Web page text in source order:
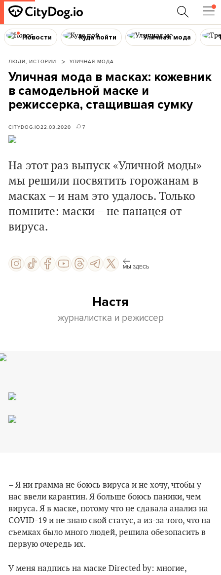
Новости Куда пойти Уличная мода
ЛЮДИ, ИСТОРИИ УЛИЧНАЯ МОДА
Уличная мода в масках: кожевник
в самодельной маске и
режиссерка, стащившая сумку
CITYDOG.IO22.03.2020 7
На этот раз выпуск «Уличной моды»
мы решили посвятить горожанам в
масках – и нам это удалось. Только
помните: маски – не панацея от
вируса.
МЫ ЗДЕСЬ
Настя
журналистка и режиссер
– Я ни грамма не боюсь вируса и не хочу, чтобы у
нас ввели карантин. Я больше боюсь паники, чем
вируса. Я в маске, потому что не сдавала анализ на
COVID-19 и не знаю свой статус, а из-за того, что на
съемках было много людей, решила обезопасить в
первую очередь их.
У меня надпись на маске Directed by: многие,